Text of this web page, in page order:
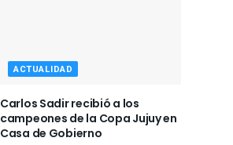
ACTUALIDAD
Carlos Sadir recibió a los
campeones de la Copa Jujuy en
Casa de Gobierno